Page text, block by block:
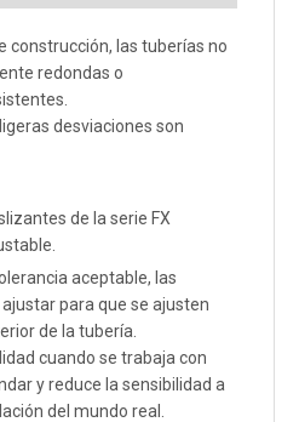
construcción, las tuberías no
redondas o
desviaciones son
de la serie FX
aceptable, las
para que se ajusten
de la tubería.
cuando se trabaja con
y reduce la sensibilidad a
del mundo real.